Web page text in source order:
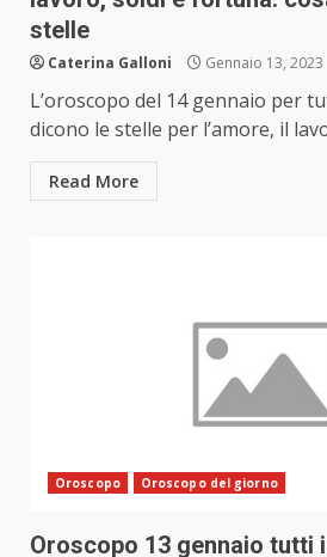
stelle
Caterina Galloni Gennaio 13, 2023
L’oroscopo del 14 gennaio per
dicono le stelle per l’amore, il
Read More
Oroscopo Oroscopo del giorno
Oroscopo 13 gennaio tutti